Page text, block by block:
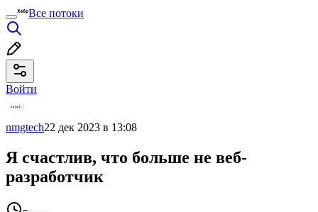
Все потоки
Войти
nmgtech22 дек 2023 в 13:08
Я счастлив, что больше не веб-
разработчик